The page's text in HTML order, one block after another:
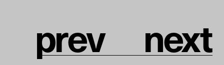
prev next